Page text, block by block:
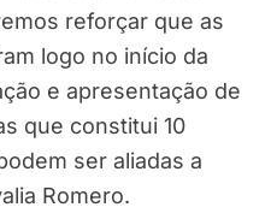
reforçar que as
logo no início da
e apresentação de
que constitui 10
ser aliadas a
Romero.